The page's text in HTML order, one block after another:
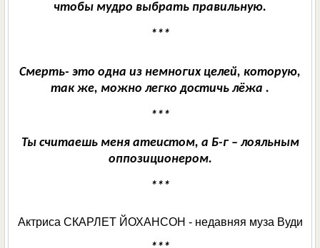
чтобы мудро выбрать правильную.
***
Смерть- это одна из немногих целей, которую,
так же, можно легко достичь лёжа .
***
Ты считаешь меня атеистом, а Б-г – лояльным
оппозиционером.
***
Актриса СКАРЛЕТ ЙОХАНСОН - недавняя муза Вуди